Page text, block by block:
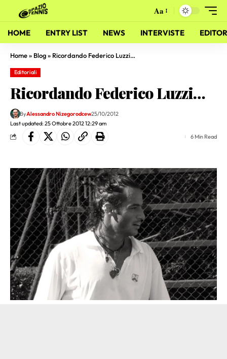
Aa
HOME ENTRY LIST NEWS INTERVISTE
Home» Blog» Ricordando Federico Luzzi…
Editoriali
Ricordando Federico Luzzi…
Last updated: 25 Ottobre 2012 12:29 am
ByAlessandro Nizegorodcew25/10/2012
6 Min Read